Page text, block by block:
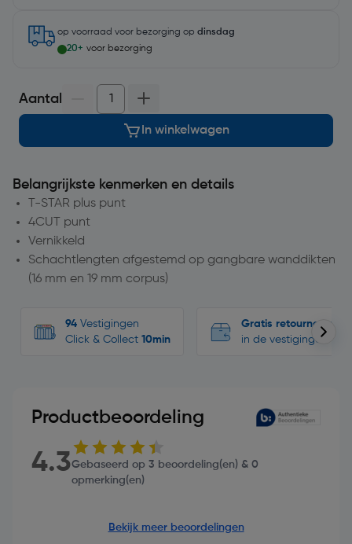
op voorraad voor bezorging op dinsdag
20+ voor bezorging
Aantal
In winkelwagen
Belangrijkste kenmerken en details
T-STAR plus punt
4CUT punt
Vernikkeld
Schachtlengten afgestemd op gangbare wanddikten
(16 mm en 19 mm corpus)
94 Vestigingen
Click & Collect 10min
Gratis retourneren
in de vestigingen
Productbeoordeling
4.3Gebaseerd op 3 beoordeling(en) & 0
opmerking(en)
Bekijk meer beoordelingen